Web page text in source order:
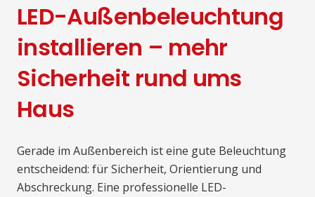
LED-Außenbeleuchtung
installieren – mehr
Sicherheit rund ums
Haus
Gerade im Außenbereich ist eine gute Beleuchtung
entscheidend: für Sicherheit, Orientierung und
Abschreckung. Eine professionelle LED-